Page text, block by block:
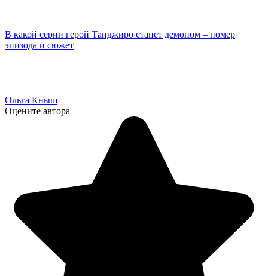
В какой серии герой Танджиро станет демоном – номер
эпизода и сюжет
Ольга Кныш
Оцените автора